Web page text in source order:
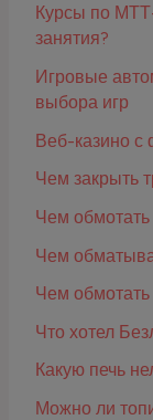
Курсы по
занятия?
Игровые
выбора игр
Веб-казино с
Чем закрыть
Чем обмотать
Чем
Чем
Что хотел
Какую печь
Можно ли